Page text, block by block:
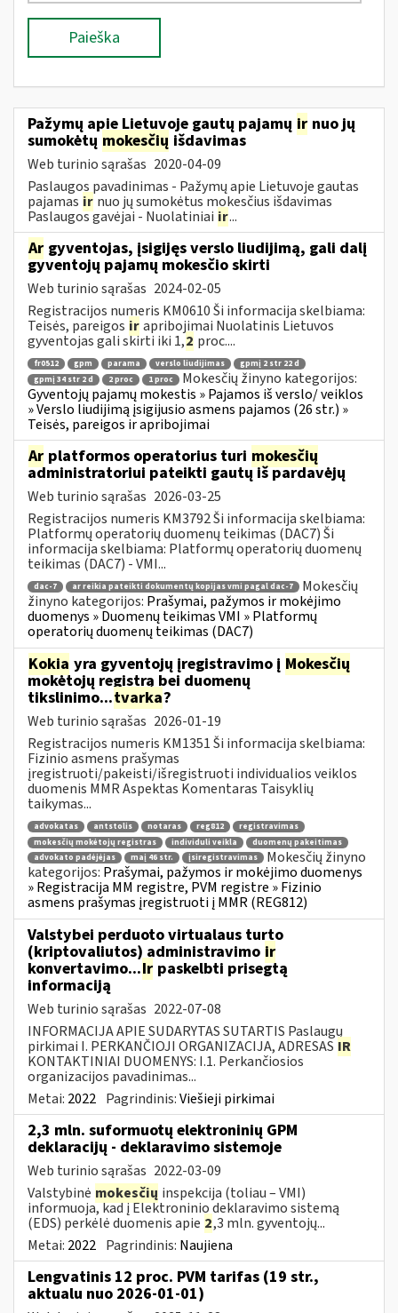
Paieška
Pažymų apie Lietuvoje gautų pajamų ir nuo jų
sumokėtų mokesčių išdavimas
Web turinio sąrašas 2020-04-09
Paslaugos pavadinimas - Pažymų apie Lietuvoje gautas
pajamas ir nuo jų sumokėtus mokesčius išdavimas
Paslaugos gavėjai - Nuolatiniai ir...
Ar gyventojas, įsigijęs verslo liudijimą, gali dalį
gyventojų pajamų mokesčio skirti
Web turinio sąrašas 2024-02-05
Registracijos numeris KM0610 Ši informacija skelbiama:
Teisės, pareigos irapribojimai Nuolatinis Lietuvos
gyventojas gali skirti iki 1,2 proc....
fr0512 gpm parama verslo liudijimas
gpmį 2 str 22 d
gpmį 34 str 2 d
2 proc 1 proc
Mokesčių žinyno kategorijos:
Gyventojų pajamų mokestis » Pajamos iš verslo/ veiklos
» Verslo liudijimą įsigijusio asmens pajamos (26 str.) »
Teisės, pareigos ir apribojimai
Ar platformos operatorius turi mokesčių
administratoriui pateikti gautų iš pardavėjų
Web turinio sąrašas 2026-03-25
Registracijos numeris KM3792 Ši informacija skelbiama:
Platformų operatorių duomenų teikimas (DAC7) Ši
informacija skelbiama: Platformų operatorių duomenų
teikimas (DAC7) - VMI...
dac-7 ar reikia pateikti dokumentų kopijas vmi pagal dac-7
Mokesčių
žinyno kategorijos: Prašymai, pažymos ir mokėjimo
duomenys » Duomenų teikimas VMI » Platformų
operatorių duomenų teikimas (DAC7)
Kokia yra gyventojų įregistravimo į Mokesčių
mokėtojų registrą bei duomenų
tikslinimo...tvarka?
Web turinio sąrašas 2026-01-19
Registracijos numeris KM1351 Ši informacija skelbiama:
Fizinio asmens prašymas
įregistruoti/pakeisti/išregistruoti individualios veiklos
duomenis MMR Aspektas Komentaras Taisyklių
taikymas...
advokatas antstolis notaras reg812
registravimas
mokesčių mokėtojų registras
individuli veikla
duomenų pakeitimas
advokato padėjėjas
maį 46 str. įsiregistravimas
Mokesčių žinyno
kategorijos: Prašymai, pažymos ir mokėjimo duomenys
» Registracija MM registre, PVM registre » Fizinio
asmens prašymas įregistruoti į MMR (REG812)
Valstybei perduoto virtualaus turto
(kriptovaliutos) administravimo ir
konvertavimo...Ir paskelbti prisegtą
informaciją
Web turinio sąrašas 2022-07-08
INFORMACIJA APIE SUDARYTAS SUTARTIS Paslaugų
pirkimai I. PERKANČIOJI ORGANIZACIJA, ADRESAS IR
KONTAKTINIAI DUOMENYS: I.1. Perkančiosios
organizacijos pavadinimas...
Metai: 2022 Pagrindinis:Viešieji pirkimai
2,3 mln. suformuotų elektroninių GPM
deklaracijų - deklaravimo sistemoje
Web turinio sąrašas 2022-03-09
Valstybinė mokesčių inspekcija (toliau – VMI)
informuoja, kad į Elektroninio deklaravimo sistemą
(EDS) perkėlė duomenis apie 2,3 mln. gyventojų...
Metai: 2022 Pagrindinis: Naujiena
Lengvatinis 12 proc. PVM tarifas (19 str.,
aktualu nuo 2026-01-01)